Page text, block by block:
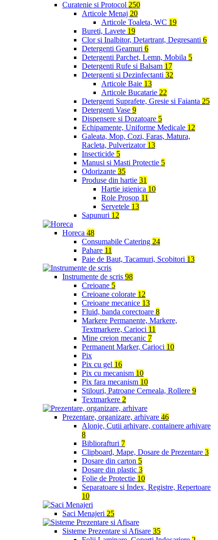
Curatenie si Protocol 250
Articole Menaj 20
Articole Toaleta, WC 19
Bureti, Lavete 19
Clor si Inalbitor, Detartrant, Degresanti 6
Detergenti Geamuri 6
Detergenti Parchet, Lemn, Mobila 5
Detergenti Rufe si Balsam 17
Detergenti si Dezinfectanti 32
Articole Baie 13
Articole Bucatarie 22
Detergenti Suprafete, Gresie si Faianta 25
Detergenti Vase 9
Dispensere si Dozatoare 5
Echipamente, Uniforme Medicale 12
Galeata, Mop, Cozi, Faras, Matura,
Racleta, Pulverizator 13
Insecticide 5
Manusi si Masti Protectie 5
Odorizante 35
Produse din hartie 31
Hartie igienica 10
Role Prosop 11
Servetele 13
Sapunuri 12
Horeca 48
Consumabile Catering 24
Pahare 11
Paie de Baut, Tacamuri, Scobitori 13
Instrumente de scris 98
Creioane 5
Creioane colorate 12
Creioane mecanice 13
Fluid, banda corectoare 8
Markere Permanente, Markere,
Textmarkere, Carioci 11
Mine creion mecanic 7
Permanent Marker, Carioci 10
Pix
Pix cu gel 16
Pix cu mecanism 10
Pix fara mecanism 10
Stilouri, Patroane Cerneala, Rollere 9
Textmarkere 2
Prezentare, organizare, arhivare 46
Alonje, Cutii arhivare, containere arhivare
8
Bibliorafturi 7
Clipboard, Mape, Dosare de Prezentare 3
Dosare din carton 5
Dosare din plastic 3
Folie de Protectie 10
Separatoare si Index, Registre, Repertoare
10
Saci Menajeri 25
Sisteme Prezentare si Afisare 35